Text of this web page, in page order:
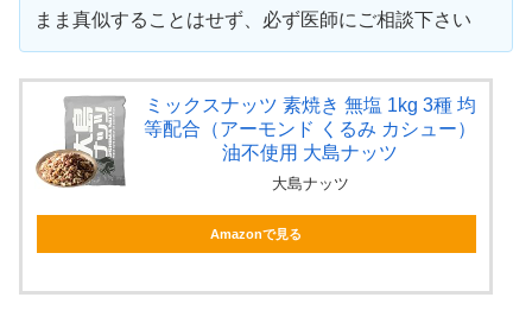
まま真似することはせず、必ず医師にご相談下さい
ミックスナッツ 素焼き 無塩 1kg 3種 均
等配合（アーモンド くるみ カシュー）
油不使用 大島ナッツ
大島ナッツ
Amazonで見る